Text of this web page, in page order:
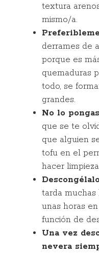
textura
mismo/a.
derrames de
porque es
quemaduras
todo, se
grandes.
No lo
que se te
que alguien
tofu en el
hacer
tarda muchas
unas horas
función de
Una vez
nevera